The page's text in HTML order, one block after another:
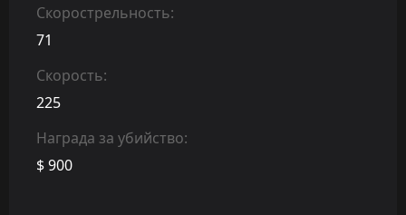
Скорострельность:
71
Скорость:
225
Награда за убийство:
$ 900